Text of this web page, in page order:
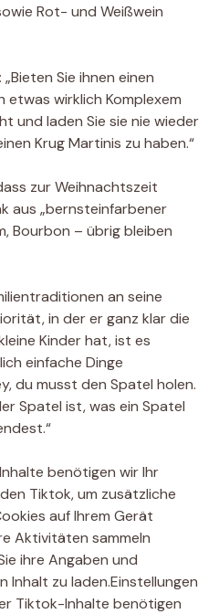
Rot- und Weißwein
Sie ihnen einen
etwas wirklich Komplexem
und laden Sie sie nie wieder
Krug Martinis zu haben.“
zur Weihnachtszeit
aus „bernsteinfarbener
Bourbon – übrig bleiben
an seine
in der er ganz klar die
Kinder hat, ist es
einfache Dinge
du musst den Spatel holen.
Spatel ist, was ein Spatel
benötigen wir Ihr
Tiktok, um zusätzliche
auf Ihrem Gerät
Aktivitäten sammeln
ihre Angaben und
Inhalt zu laden.Einstellungen
Tiktok-Inhalte benötigen